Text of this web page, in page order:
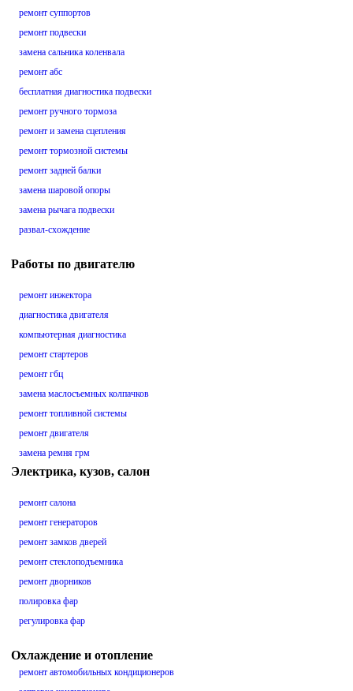
ремонт суппортов
ремонт подвески
замена сальника коленвала
ремонт абс
бесплатная диагностика подвески
ремонт ручного тормоза
ремонт и замена сцепления
ремонт тормозной системы
ремонт задней балки
замена шаровой опоры
замена рычага подвески
развал-схождение
Работы по двигателю
ремонт инжектора
диагностика двигателя
компьютерная диагностика
ремонт стартеров
ремонт гбц
замена маслосъемных колпачков
ремонт топливной системы
ремонт двигателя
замена ремня грм
Электрика, кузов, салон
ремонт салона
ремонт генераторов
ремонт замков дверей
ремонт стеклоподъемника
ремонт дворников
полировка фар
регулировка фар
Охлаждение и отопление
ремонт автомобильных кондиционеров